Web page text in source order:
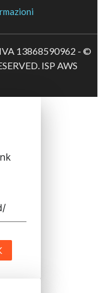
13868590962 - ©
ISP AWS